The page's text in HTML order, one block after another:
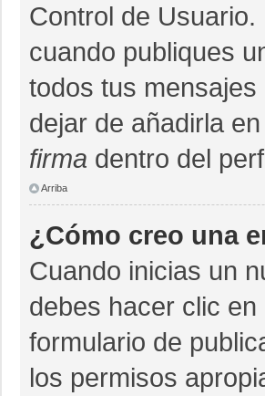
Control de
cuando publiques
todos tus
dejar de añadirla
firma dentro del
Arriba
¿Cómo creo una
Cuando inicias un
debes hacer clic
formulario de
los permisos